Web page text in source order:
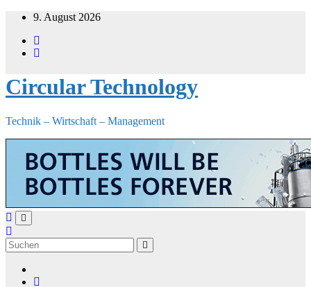
Zum
springen
9. August 2026
Circular Technology
Technik – Wirtschaft – Management